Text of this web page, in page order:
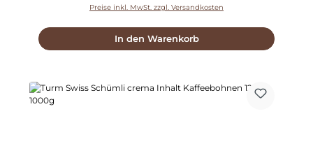
Preise inkl. MwSt. zzgl. Versandkosten
In den Warenkorb